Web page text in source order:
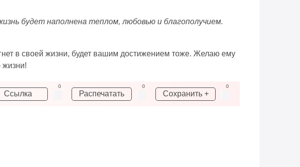
будет наполнена теплом, любовью и благополучием.
в своей жизни, будет вашим достижением тоже. Желаю ему
жизни!
Ссылка
0
Распечатать
0
Сохранить +
0